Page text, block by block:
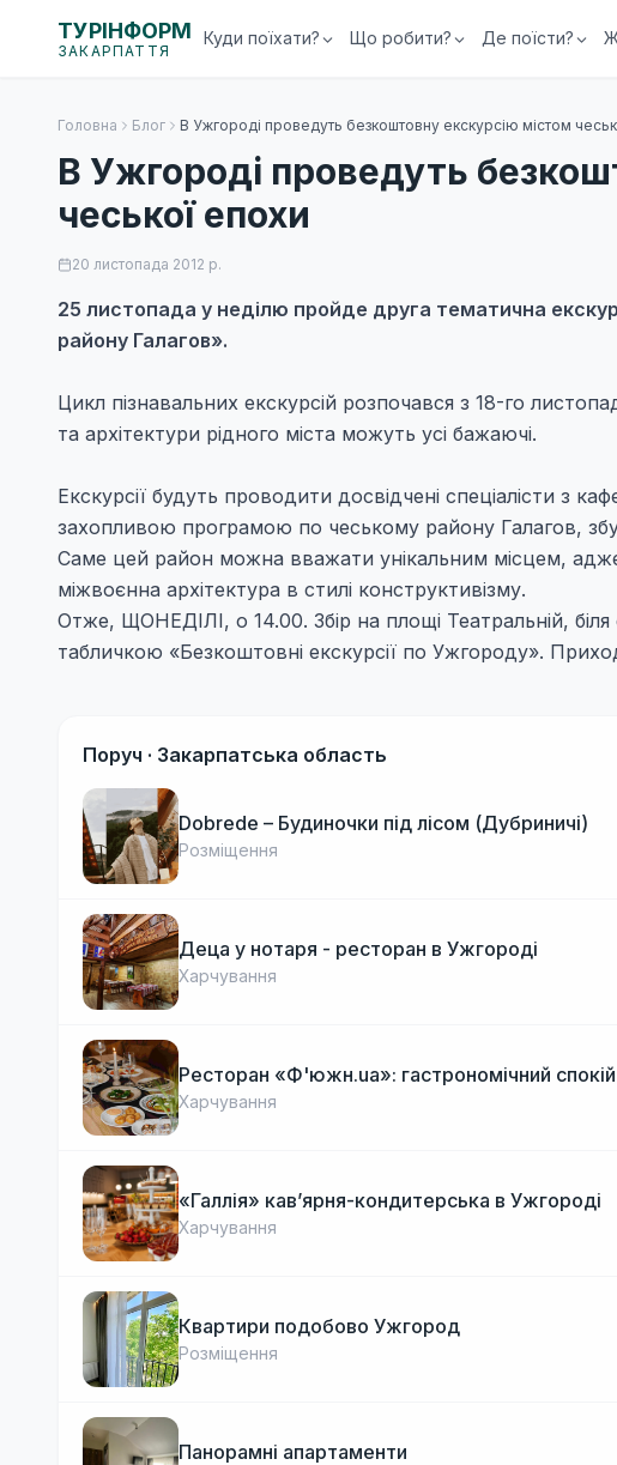
ТУРІНФОРМ
ЗАКАРПАТТЯ
Куди поїхати? Що робити? Де поїсти?
Головна Блог В Ужгороді проведуть безкоштовну екскурсію містом
В Ужгороді проведуть
чеської епохи
20 листопада 2012 р.
25 листопада у неділю пройде друга тематична
району Галагов».
Цикл пізнавальних екскурсій розпочався з 18-го
та архітектури рідного міста можуть усі бажаючі.
Екскурсії будуть проводити досвідчені спеціалісти з
захопливою програмою по чеському району Галагов,
Саме цей район можна вважати унікальним місцем,
міжвоєнна архітектура в стилі конструктивізму.
Отже, ЩОНЕДІЛІ, о 14.00. Збір на площі Театральній,
табличкою «Безкоштовні екскурсії по Ужгороду».
Поруч · Закарпатська область
Dobrede – Будиночки під лісом (Дубриничі)
Розміщення
Деца у нотаря - ресторан в Ужгороді
Харчування
Ресторан «Ф'южн.ua»: гастрономічний
Харчування
«Галлія» кав’ярня-кондитерська в Ужгороді
Харчування
Квартири подобово Ужгород
Розміщення
Панорамні апартаменти